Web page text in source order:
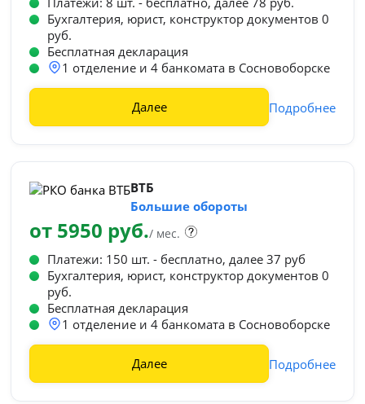
Бухгалтерия, юрист, конструктор документов 0
руб.
Бесплатная декларация
1 отделение и 4 банкомата в Сосновоборске
Далее Подробнее
ВТБ
Большие обороты
от 5950 руб./ мес.
Платежи: 150 шт. - бесплатно, далее 37 руб
Бухгалтерия, юрист, конструктор документов 0
руб.
Бесплатная декларация
1 отделение и 4 банкомата в Сосновоборске
Далее Подробнее